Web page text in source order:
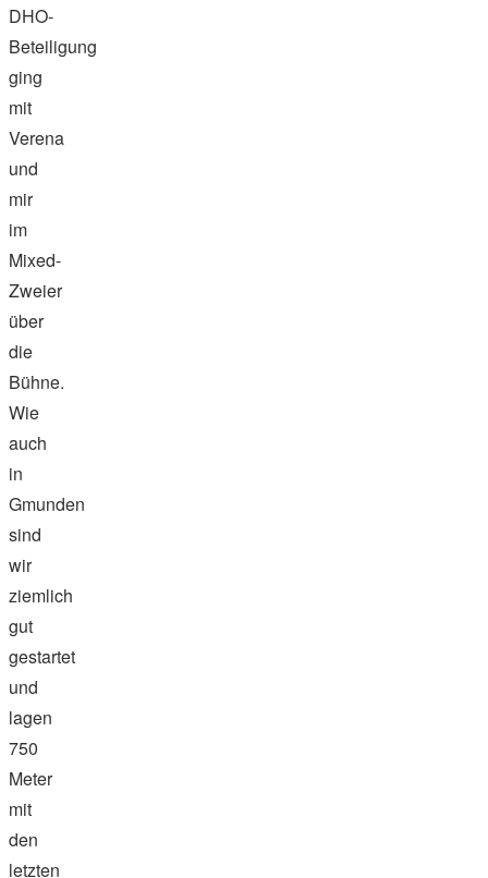
DHO-
Beteiligung
ging
mit
Verena
und
mir
im
Mixed-
Zweier
über
die
Bühne.
Wie
auch
in
Gmunden
sind
wir
ziemlich
gut
gestartet
und
lagen
750
Meter
mit
den
letzten